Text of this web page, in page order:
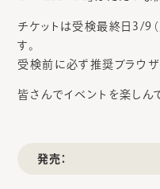
チケットは受検最終日3/9
す。
受検前に必ず推奨ブラウザ
皆さんでイベントを楽しんで
発売：